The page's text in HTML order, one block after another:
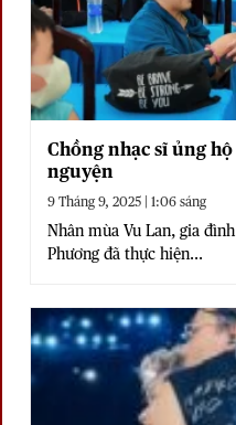
Chồng nhạc sĩ ủng
nguyện
9 Tháng 9, 2025 | 1:06 sáng
Nhân mùa Vu Lan, gia
Phương đã thực hiện...